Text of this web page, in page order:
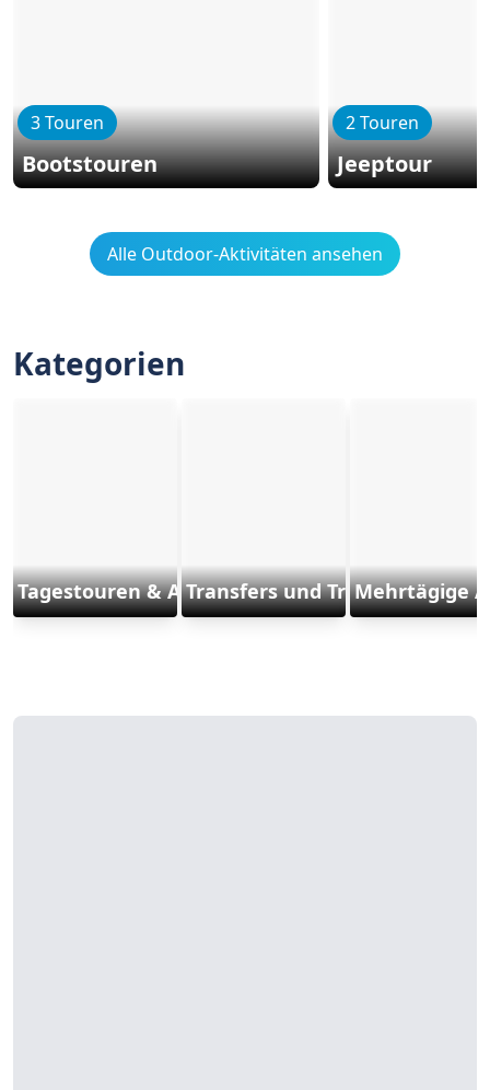
3 Touren
Bootstouren
2 Touren
Jeeptour
Alle Outdoor-Aktivitäten ansehen
Kategorien
Tagestouren & AusflügeTransfers und Transporte
Mehrtägige